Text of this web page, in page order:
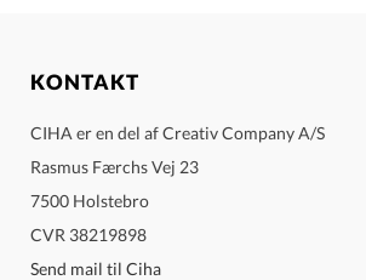
KONTAKT
CIHA er en del af Creativ Company A/S
Rasmus Færchs Vej 23
7500 Holstebro
CVR 38219898
Send mail til Ciha